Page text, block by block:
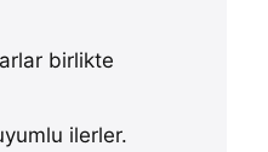
birlikte
ilerler.